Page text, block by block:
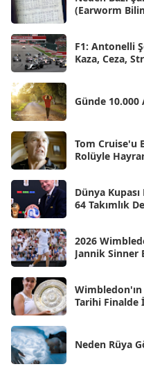
May 2025 [54]
Nis 2025 [56]
Mar 2025
Şub 2025
Oca 2025
Ara 2024 [25]
Kas 2024
Eki 2024 [46]
Eyl 2024
Ağu 2024 [10]
Tem 2024
Haz 2024 [30]
Nis 2024 [59]
(Earworm
F1: Antonelli
Kaza, Ceza,
Günde 10.000
Tom Cruise'u
Rolüyle
Dünya
64 Takımlık
2026
Jannik Sinner
Tarihi Finalde
Neden Rüya